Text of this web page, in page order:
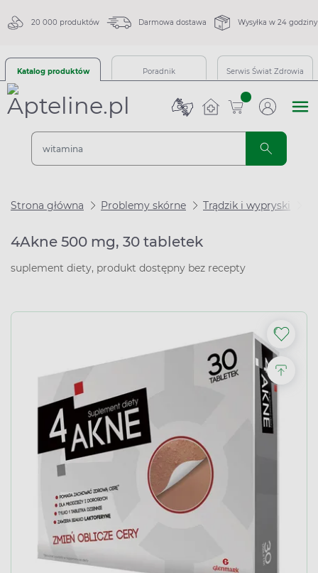
20 000 produktów Darmowa dostawa Wysyłka w 24 godziny
Katalog produktów Poradnik Serwis Świat Zdrowia
sztuk
Strona główna Problemy skórne Trądzik i wypryski
4Akne 500 mg, 30 tabletek
suplement diety, produkt dostępny bez recepty